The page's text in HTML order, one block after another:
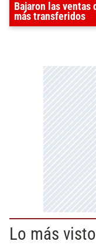
Bajaron las
más transferidos
Lo más visto